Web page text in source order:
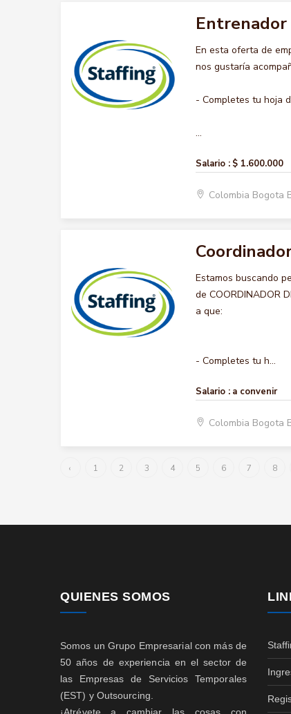
En esta oferta de
nos gustaría
- Completes tu hoja
...
Salario : $ 1.600.000
Colombia Bogota
Estamos buscando
de COORDINADOR
a que:
- Completes tu h...
Salario : a convenir
Colombia Bogota
‹ 1 2 3 4 5 6 7 8
QUIENES SOMOS
Somos un Grupo Empresarial con más de
50 años de experiencia en el sector de
las Empresas de Servicios Temporales
(EST) y Outsourcing.